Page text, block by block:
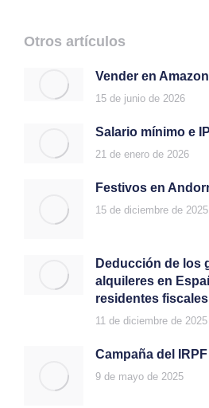
Otros artículos
Vender en
15 de junio de 2026
Salario mínimo e
21 de enero de 2026
Festivos en
15 de diciembre de 2025
Deducción de los
alquileres en
residentes
11 de diciembre de 2025
Campaña del
9 de mayo de 2025